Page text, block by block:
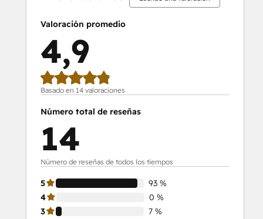
Valoración promedio
4,9
Basado en 14 valoraciones
Número total de reseñas
14
Número de reseñas de todos los tiempos
5
93 %
4
0 %
3
7 %